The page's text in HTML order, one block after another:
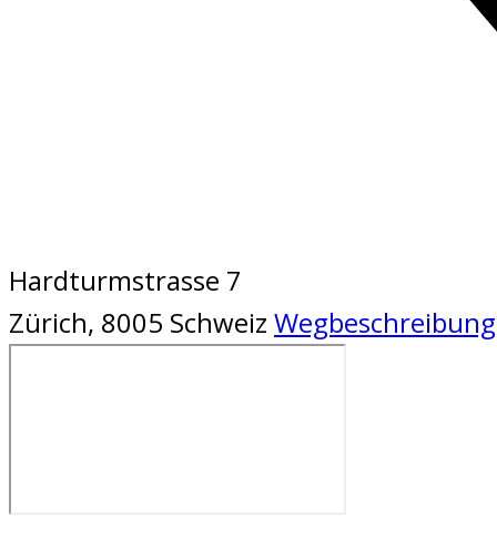
Hardturmstrasse 7
Zürich, 8005 Schweiz Wegbeschreibung